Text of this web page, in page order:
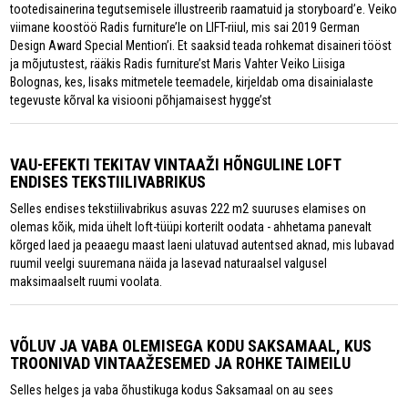
tootedisainerina tegutsemisele illustreerib raamatuid ja storyboard’e. Veiko
viimane koostöö Radis furniture’le on LIFT-riiul, mis sai 2019 German
Design Award Special Mention’i. Et saaksid teada rohkemat disaineri tööst
ja mõjutustest, rääkis Radis furniture’st Maris Vahter Veiko Liisiga
Bolognas, kes, lisaks mitmetele teemadele, kirjeldab oma disainialaste
tegevuste kõrval ka visiooni põhjamaisest hygge’st
VAU-EFEKTI TEKITAV VINTAAŽI HÕNGULINE LOFT
ENDISES TEKSTIILIVABRIKUS
Selles endises tekstiilivabrikus asuvas 222 m2 suuruses elamises on
olemas kõik, mida ühelt loft-tüüpi korterilt oodata - ahhetama panevalt
kõrged laed ja peaaegu maast laeni ulatuvad autentsed aknad, mis lubavad
ruumil veelgi suuremana näida ja lasevad naturaalsel valgusel
maksimaalselt ruumi voolata.
VÕLUV JA VABA OLEMISEGA KODU SAKSAMAAL, KUS
TROONIVAD VINTAAŽESEMED JA ROHKE TAIMEILU
Selles helges ja vaba õhustikuga kodus Saksamaal on au sees